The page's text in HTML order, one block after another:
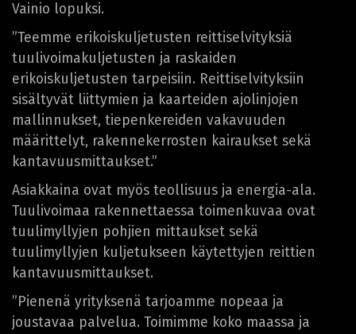
Vainio lopuksi.
”Teemme erikoiskuljetusten reittiselvityksiä
tuulivoimakuljetusten ja raskaiden
erikoiskuljetusten tarpeisiin. Reittiselvityksiin
sisältyvät liittymien ja kaarteiden ajolinjojen
mallinnukset, tiepenkereiden vakavuuden
määrittelyt, rakennekerrosten kairaukset sekä
kantavuusmittaukset.”
Asiakkaina ovat myös teollisuus ja energia-ala.
Tuulivoimaa rakennettaessa toimenkuvaa ovat
tuulimyllyjen pohjien mittaukset sekä
tuulimyllyjen kuljetukseen käytettyjen reittien
kantavuusmittaukset.
”Pienenä yrityksenä tarjoamme nopeaa ja
joustavaa palvelua. Toimimme koko maassa ja